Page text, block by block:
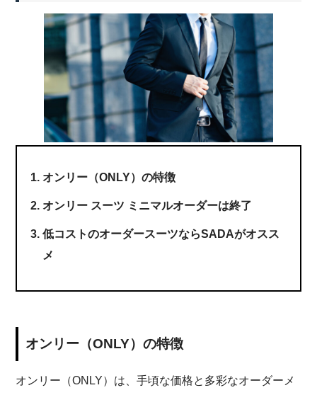
オンリー（ONLY）の特徴
オンリー スーツ ミニマルオーダーは終了
低コストのオーダースーツならSADAがオスス
メ
オンリー（ONLY）の特徴
オンリー（ONLY）は、手頃な価格と多彩なオーダーメ